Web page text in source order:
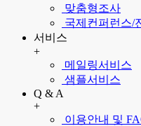
맞춤형조사
국제컨퍼런스/
서비스
+
메일링서비스
샘플서비스
Q & A
+
이용안내 및